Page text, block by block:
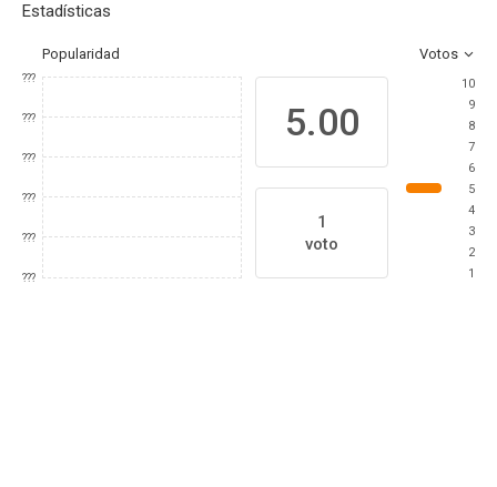
Estadísticas
Popularidad Votos
???
???
???
???
???
???
5.00
1
voto
10
9
8
7
6
5
4
3
2
1